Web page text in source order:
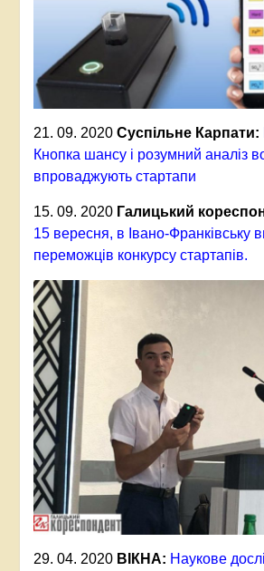
21. 09. 2020 Суспільне Карпати:
Кнопка шансу і розумний аналіз
впроваджують стартапи
15. 09. 2020 Галицький
15 вересня, в Івано-Франківську
переможців конкурсу стартапів.
29. 04. 2020 ВІКНА: Наукове